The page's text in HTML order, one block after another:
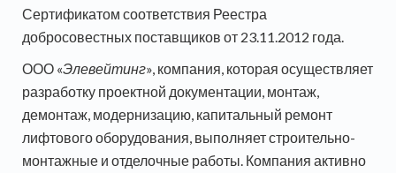
Сертификатом соответствия Реестра
добросовестных поставщиков от 23.11.2012 года.
ООО «Элевейтинг», компания, которая осуществляет
разработку проектной документации, монтаж,
демонтаж, модернизацию, капитальный ремонт
лифтового оборудования, выполняет строительно-
монтажные и отделочные работы. Компания активно